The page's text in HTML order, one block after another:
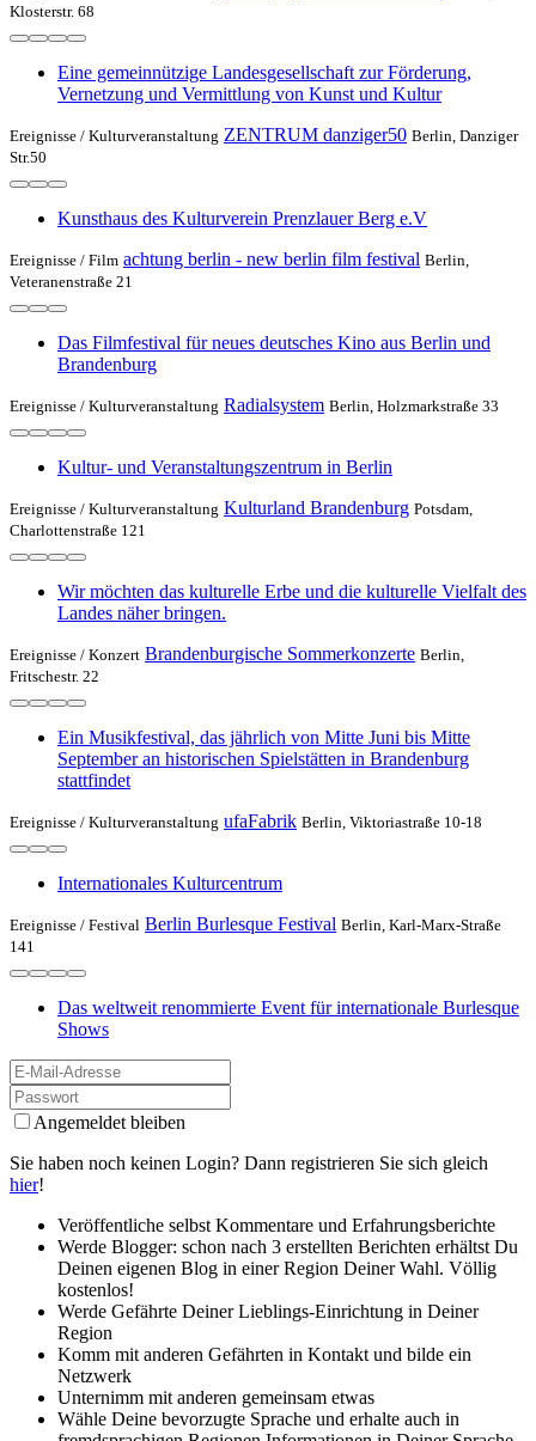
Klosterstr. 68
Eine gemeinnützige Landesgesellschaft zur Förderung,
Vernetzung und Vermittlung von Kunst und Kultur
Ereignisse / Kulturveranstaltung ZENTRUM danziger50 Berlin, Danziger
Str.50
Kunsthaus des Kulturverein Prenzlauer Berg e.V
Ereignisse / Film achtung berlin - new berlin film festival Berlin,
Veteranenstraße 21
Das Filmfestival für neues deutsches Kino aus Berlin und
Brandenburg
Ereignisse / Kulturveranstaltung Radialsystem Berlin, Holzmarkstraße 33
Kultur- und Veranstaltungszentrum in Berlin
Ereignisse / Kulturveranstaltung Kulturland Brandenburg Potsdam,
Charlottenstraße 121
Wir möchten das kulturelle Erbe und die kulturelle Vielfalt des
Landes näher bringen.
Ereignisse / Konzert Brandenburgische Sommerkonzerte Berlin,
Fritschestr. 22
Ein Musikfestival, das jährlich von Mitte Juni bis Mitte
September an historischen Spielstätten in Brandenburg
stattfindet
Ereignisse / Kulturveranstaltung ufaFabrik Berlin, Viktoriastraße 10-18
Internationales Kulturcentrum
Ereignisse / Festival Berlin Burlesque Festival Berlin, Karl-Marx-Straße
141
Das weltweit renommierte Event für internationale Burlesque
Shows
Angemeldet bleiben
Sie haben noch keinen Login? Dann registrieren Sie sich gleich
hier!
Veröffentliche selbst Kommentare und Erfahrungsberichte
Werde Blogger: schon nach 3 erstellten Berichten erhältst Du
Deinen eigenen Blog in einer Region Deiner Wahl. Völlig
kostenlos!
Werde Gefährte Deiner Lieblings-Einrichtung in Deiner
Region
Komm mit anderen Gefährten in Kontakt und bilde ein
Netzwerk
Unternimm mit anderen gemeinsam etwas
Wähle Deine bevorzugte Sprache und erhalte auch in